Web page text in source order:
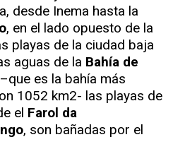
desde Inema hasta la
, en el lado opuesto de la
playas de la ciudad baja
aguas de la Bahía de
–que es la bahía más
1052 km2- las playas de
el Farol da
, son bañadas por el